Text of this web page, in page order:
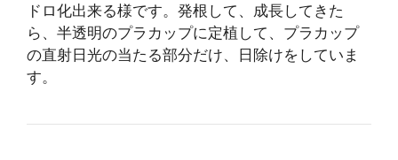
ドロ化出来る様です。発根して、成長してきた
ら、半透明のプラカップに定植して、プラカップ
の直射日光の当たる部分だけ、日除けをしていま
す。